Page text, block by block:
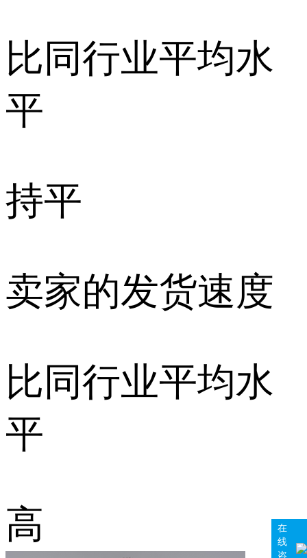
比同行业平均水
平
持平
卖家的发货速度
比同行业平均水
平
高
在
线
咨